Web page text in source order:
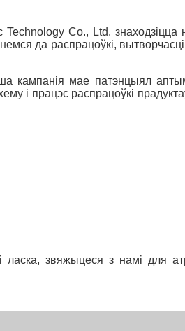
Co., Ltd. знаходзіцца
да распрацоўкі,
кампанія мае патэнцыял
і працэс распрацоўкі
ласка, звяжыцеся з намі для